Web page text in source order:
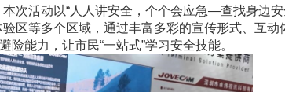
次活动以“人人讲安全，个个会应急—查找身边
区等多个区域，通过丰富多彩的宣传形式、互动
能力，让市民“一站式”学习安全技能。